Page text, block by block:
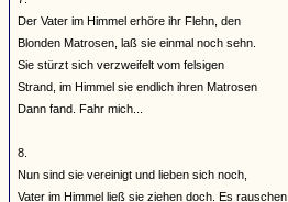
Der Vater im Himmel erhöre ihr Flehn, den
Blonden Matrosen, laß sie einmal noch sehn.
Sie stürzt sich verzweifelt vom felsigen
Strand, im Himmel sie endlich ihren Matrosen
Dann fand. Fahr mich...
8.
Nun sind sie vereinigt und lieben sich noch,
Vater im Himmel ließ sie ziehen doch. Es rauschen